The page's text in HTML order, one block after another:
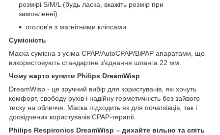
розмірі S/M/L (будь ласка, вкажіть розмір при
замовленні)
оголов'я з магнітними кліпсами
Сумісність
Маска сумісна з усіма CPAP/AutoCPAP/BiPAP апаратами, що
використовують стандартне з'єднання шланга 22 мм.
Чому варто купити Philips DreamWisp
DreamWisp - це зручний вибір для користувачів, які хочуть
комфорт, свободу рухів і надійну герметичність без зайвого
тиску на обличчя. Маска підходить як для початківців, так і
досвідчених користувачів CPAP-терапії.
Philips Respironics DreamWisp – дихайте вільно та спіть